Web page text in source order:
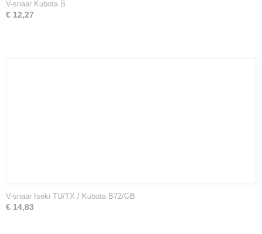
V-snaar Kubota B
€ 12,27
V-snaar Iseki TU/TX / Kubota B72/GB
€ 14,83